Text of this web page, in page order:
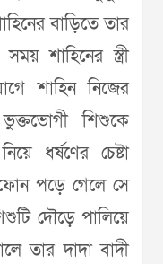
বাড়িতে তার
শাহিনের স্ত্রী
শাহিন নিজের
শিশুকে
ধর্ষণের চেষ্টা
পড়ে গেলে সে
দৌড়ে পালিয়ে
তার দাদা বাদী